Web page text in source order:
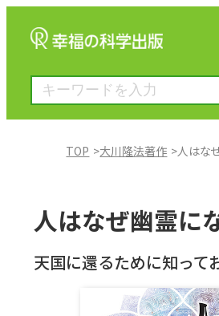
TOP 大川隆法著作 人はな
人はなぜ幽霊に
天国に還るために知って